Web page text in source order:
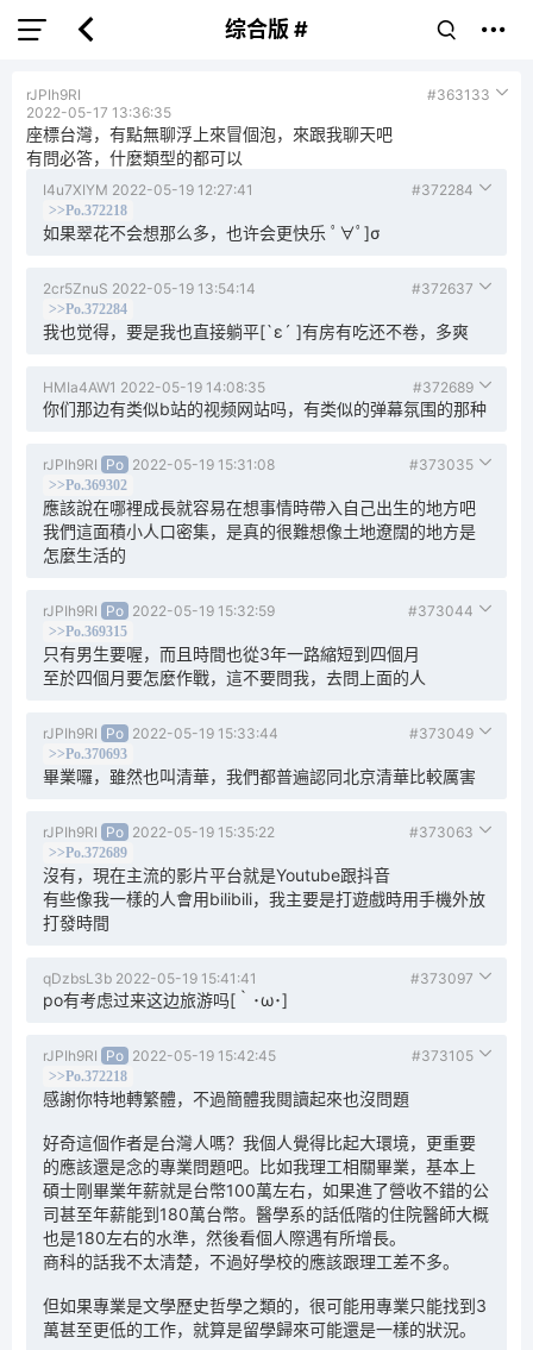
综合版 #
rJPIh9RI
#363133
2022-05-17 13:36:35
座標台灣，有點無聊浮上來冒個泡，來跟我聊天吧
有問必答，什麼類型的都可以
I4u7XIYM 2022-05-19 12:27:41 #372284
>>Po.372218
如果翠花不会想那么多，也许会更快乐 ﾟ∀ﾟ]σ
2cr5ZnuS 2022-05-19 13:54:14 #372637
>>Po.372284
我也觉得，要是我也直接躺平[`ε´ ]有房有吃还不卷，多爽
HMIa4AW1 2022-05-19 14:08:35 #372689
你们那边有类似b站的视频网站吗，有类似的弹幕氛围的那种
rJPIh9RI Po 2022-05-19 15:31:08 #373035
>>Po.369302
應該說在哪裡成長就容易在想事情時帶入自己出生的地方吧
我們這面積小人口密集，是真的很難想像土地遼闊的地方是
怎麼生活的
rJPIh9RI Po 2022-05-19 15:32:59 #373044
>>Po.369315
只有男生要喔，而且時間也從3年一路縮短到四個月
至於四個月要怎麼作戰，這不要問我，去問上面的人
rJPIh9RI Po 2022-05-19 15:33:44 #373049
>>Po.370693
畢業囉，雖然也叫清華，我們都普遍認同北京清華比較厲害
rJPIh9RI Po 2022-05-19 15:35:22 #373063
>>Po.372689
沒有，現在主流的影片平台就是Youtube跟抖音
有些像我一樣的人會用bilibili，我主要是打遊戲時用手機外放
打發時間
qDzbsL3b 2022-05-19 15:41:41 #373097
po有考虑过来这边旅游吗[｀･ω･]
rJPIh9RI Po 2022-05-19 15:42:45 #373105
>>Po.372218
感謝你特地轉繁體，不過簡體我閱讀起來也沒問題
好奇這個作者是台灣人嗎？我個人覺得比起大環境，更重要
的應該還是念的專業問題吧。比如我理工相關畢業，基本上
碩士剛畢業年薪就是台幣100萬左右，如果進了營收不錯的公
司甚至年薪能到180萬台幣。醫學系的話低階的住院醫師大概
也是180左右的水準，然後看個人際遇有所增長。
商科的話我不太清楚，不過好學校的應該跟理工差不多。
但如果專業是文學歷史哲學之類的，很可能用專業只能找到3
萬甚至更低的工作，就算是留學歸來可能還是一樣的狀況。